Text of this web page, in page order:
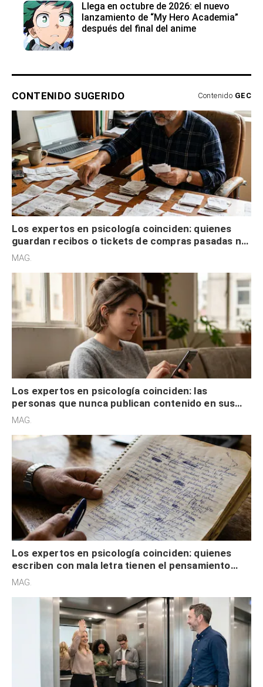
Llega en octubre de 2026: el nuevo
lanzamiento de “My Hero Academia”
después del final del anime
CONTENIDO SUGERIDO Contenido GEC
Los expertos en psicología coinciden: quienes
guardan recibos o tickets de compras pasadas no
son acumuladores, sino que tienen necesidad de
MAG.
Los expertos en psicología coinciden: las
personas que nunca publican contenido en sus
redes sociales no pretenden buscar validación
MAG.
Los expertos en psicología coinciden: quienes
escriben con mala letra tienen el pensamiento
acelerado y no lo hacen por desinterés
MAG.